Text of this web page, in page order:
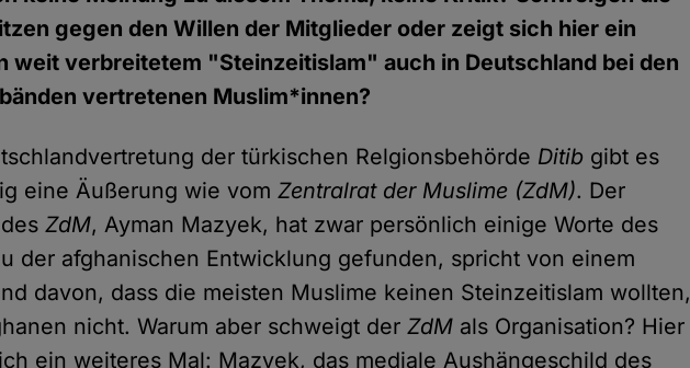
gegen den Willen der Mitglieder oder zeigt sich hier ein
weit verbreitetem "Steinzeitislam" auch in Deutschland bei den
vertretenen Muslim*innen?
der türkischen Relgionsbehörde Ditib gibt es
eine Äußerung wie vomZentralrat der Muslime (ZdM). Der
desZdM, Ayman Mazyek, hat zwar persönlich einige Worte des
der afghanischen Entwicklung gefunden, spricht von einem
davon, dass die meisten Muslime keinen Steinzeitislam wollten,
nicht. Warum aber schweigt derZdM als Organisation? Hier
ein weiteres Mal: Mazyek, das mediale Aushängeschild des